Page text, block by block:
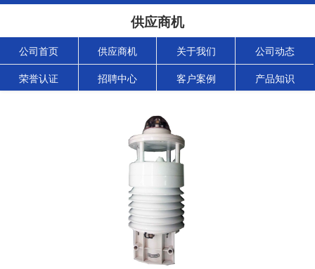
供应商机
公司首页 供应商机 关于我们 公司动态
荣誉认证 招聘中心 客户案例 产品知识